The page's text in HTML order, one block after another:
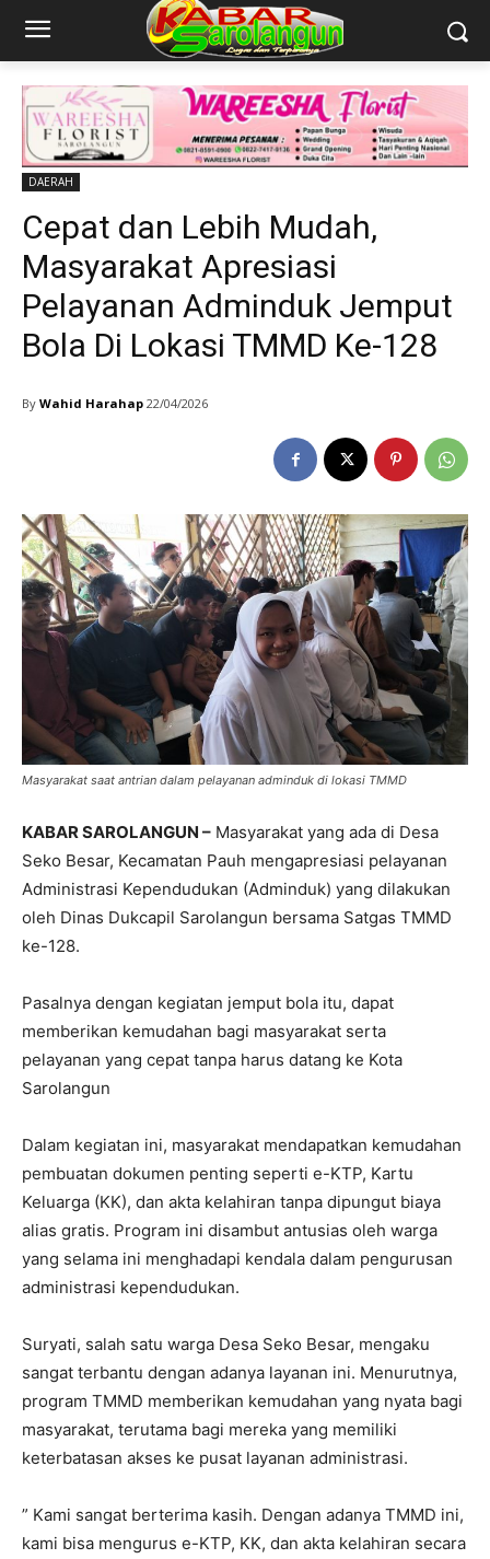
DAERAH
Cepat dan Lebih Mudah,
Masyarakat Apresiasi
Pelayanan Adminduk Jemput
Bola Di Lokasi TMMD Ke-128
By Wahid Harahap 22/04/2026
Masyarakat saat antrian dalam pelayanan adminduk di lokasi TMMD
KABAR SAROLANGUN – Masyarakat yang ada di Desa
Seko Besar, Kecamatan Pauh mengapresiasi pelayanan
Administrasi Kependudukan (Adminduk) yang dilakukan
oleh Dinas Dukcapil Sarolangun bersama Satgas TMMD
ke-128.
Pasalnya dengan kegiatan jemput bola itu, dapat
memberikan kemudahan bagi masyarakat serta
pelayanan yang cepat tanpa harus datang ke Kota
Sarolangun
Dalam kegiatan ini, masyarakat mendapatkan kemudahan
pembuatan dokumen penting seperti e-KTP, Kartu
Keluarga (KK), dan akta kelahiran tanpa dipungut biaya
alias gratis. Program ini disambut antusias oleh warga
yang selama ini menghadapi kendala dalam pengurusan
administrasi kependudukan.
Suryati, salah satu warga Desa Seko Besar, mengaku
sangat terbantu dengan adanya layanan ini. Menurutnya,
program TMMD memberikan kemudahan yang nyata bagi
masyarakat, terutama bagi mereka yang memiliki
keterbatasan akses ke pusat layanan administrasi.
” Kami sangat berterima kasih. Dengan adanya TMMD ini,
kami bisa mengurus e-KTP, KK, dan akta kelahiran secara